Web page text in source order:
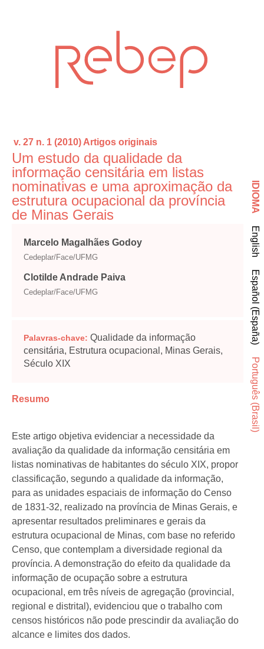
v. 27 n. 1 (2010) Artigos originais
Um estudo da qualidade da
informação censitária em listas
nominativas e uma aproximação da
estrutura ocupacional da província
de Minas Gerais
Marcelo Magalhães Godoy
Cedeplar/Face/UFMG
Clotilde Andrade Paiva
Cedeplar/Face/UFMG
Palavras-chave: Qualidade da informação
censitária, Estrutura ocupacional, Minas Gerais,
Século XIX
Resumo
Este artigo objetiva evidenciar a necessidade da
avaliação da qualidade da informação censitária em
listas nominativas de habitantes do século XIX, propor
classificação, segundo a qualidade da informação,
para as unidades espaciais de informação do Censo
de 1831-32, realizado na província de Minas Gerais, e
apresentar resultados preliminares e gerais da
estrutura ocupacional de Minas, com base no referido
Censo, que contemplam a diversidade regional da
província. A demonstração do efeito da qualidade da
informação de ocupação sobre a estrutura
ocupacional, em três níveis de agregação (provincial,
regional e distrital), evidenciou que o trabalho com
censos históricos não pode prescindir da avaliação do
alcance e limites dos dados.
IDIOMA
English
Español (España)
Português (Brasil)